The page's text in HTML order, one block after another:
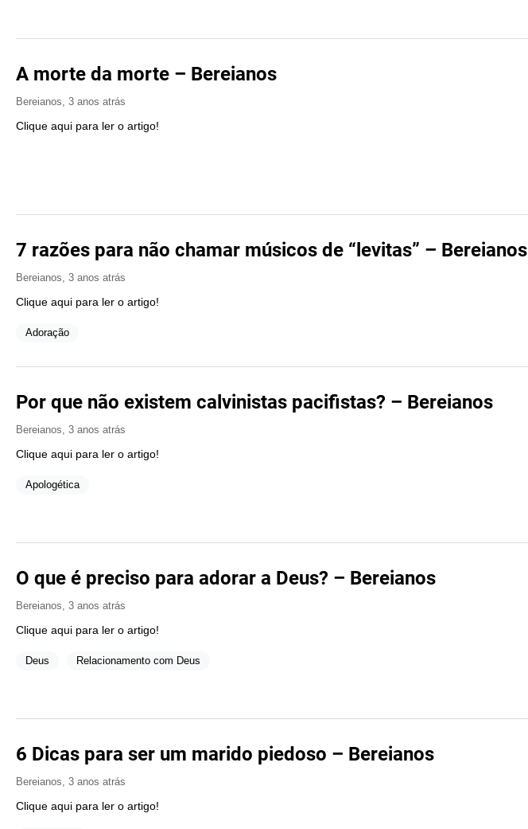
A morte da morte – Bereianos
Bereianos, 3 anos atrás
Clique aqui para ler o artigo!
7 razões para não chamar músicos de “levitas” – Bereianos
Bereianos, 3 anos atrás
Clique aqui para ler o artigo!
Adoração
Por que não existem calvinistas pacifistas? – Bereianos
Bereianos 3 anos atrás
Clique aqui para ler o artigo!
Apologética
O que é preciso para adorar a Deus? – Bereianos
Bereianos 3 anos atrás
Clique aqui para ler o artigo!
Deus Relacionamento com Deus
6 Dicas para ser um marido piedoso – Bereianos
Bereianos 3 anos atrás
Clique aqui para ler o artigo!